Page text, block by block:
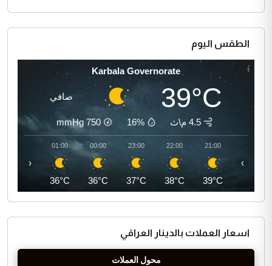
الطقس اليوم
Karbala Governorate
39°C صافي
4.5 م\ث 16%
750
mmHg
21:00
39°C
22:00
38°C
23:00
37°C
00:00
36°C
01:00
36°C
‹ ›
اسعار العملات بالدينار العراقي